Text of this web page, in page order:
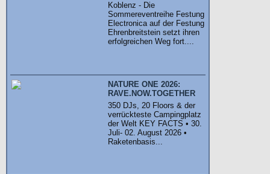
Koblenz - Die
Sommereventreihe Festung
Electronica auf der Festung
Ehrenbreitstein setzt ihren
erfolgreichen Weg fort....
NATURE ONE 2026:
RAVE.NOW.TOGETHER
350 DJs, 20 Floors & der
verrückteste Campingplatz
der Welt KEY FACTS • 30.
Juli- 02. August 2026 •
Raketenbasis...